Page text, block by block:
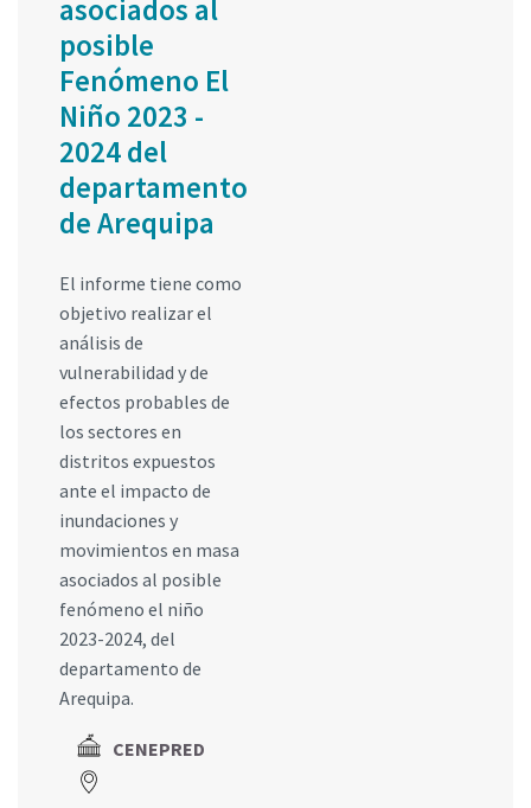
asociados al
posible
Fenómeno El
Niño 2023 -
2024 del
departamento
de Arequipa
El informe tiene como
objetivo realizar el
análisis de
vulnerabilidad y de
efectos probables de
los sectores en
distritos expuestos
ante el impacto de
inundaciones y
movimientos en masa
asociados al posible
fenómeno el niño
2023-2024, del
departamento de
Arequipa.
CENEPRED